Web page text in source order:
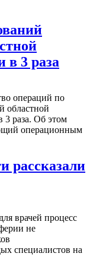
в 3 раза
операций по
областной
3 раза. Об этом
операционным
рассказали
врачей процесс
не
специалистов на